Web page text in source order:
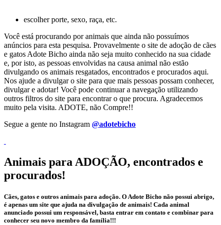
escolher porte, sexo, raça, etc.
Você está procurando por animais que ainda não possuímos
anúncios para esta pesquisa. Provavelmente o site de adoção de cães
e gatos Adote Bicho ainda não seja muito conhecido na sua cidade
e, por isto, as pessoas envolvidas na causa animal não estão
divulgando os animais resgatados, encontrados e procurados aqui.
Nos ajude a divulgar o site para que mais pessoas possam conhecer,
divulgar e adotar! Você pode continuar a navegação utilizando
outros filtros do site para encontrar o que procura. Agradecemos
muito pela visita. ADOTE, não Compre!!
Segue a gente no Instagram @adotebicho
Animais para ADOÇÃO, encontrados e
procurados!
Cães, gatos e outros animais para adoção. O Adote Bicho não possui abrigo,
é apenas um site que ajuda na divulgação de animais! Cada animal
anunciado possui um responsável, basta entrar em contato e combinar para
conhecer seu novo membro da família!!!